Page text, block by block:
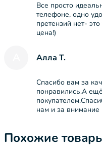
Все просто
телефоне, одно
претензий нет-
цена!)
Алла Т.
Спасибо вам за
понравились.А
нам и за внимание
Похожие